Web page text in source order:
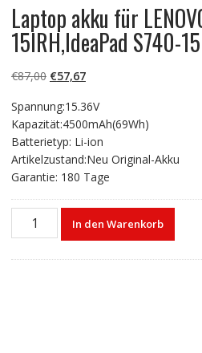
Laptop akku für
15IRH,IdeaPad S740-
€87,00 Ursprünglicher
war:
€87,00
€57,67Aktueller
ist:
€57,67.
Spannung:15.36V
Kapazität:4500mAh(69Wh)
Batterietyp: Li-ion
Artikelzustand:Neu Original-Akku
Garantie: 180 Tage
Laptop
In den Warenkorb